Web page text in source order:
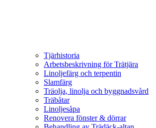
Tjärhistoria
Arbetsbeskrivning för Trätjära
Linoljefärg och terpentin
Slamfärg
Träolja, linolja och byggnadsvård
Träbåtar
Linoljesåpa
Renovera fönster & dörrar